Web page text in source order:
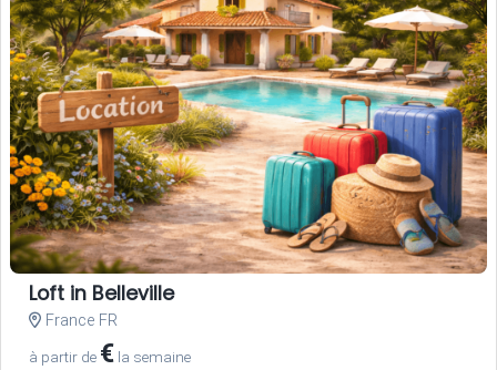
Loft in Belleville
France FR
à partir de € la semaine